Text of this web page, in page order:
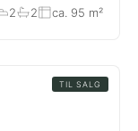
2 2 ca. 95 m²
TIL SALG